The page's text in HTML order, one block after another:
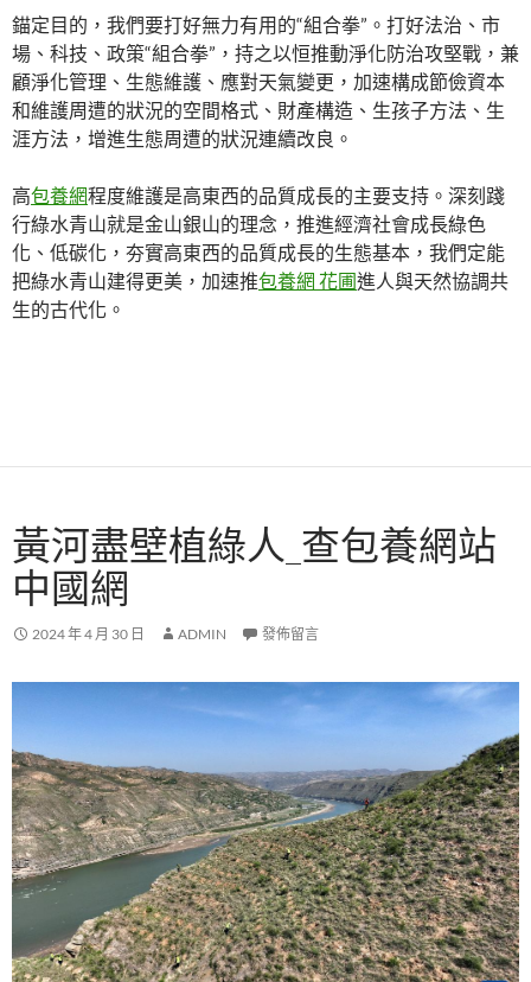
錨定目的，我們要打好無力有用的“組合拳”。打好法治、市
場、科技、政策“組合拳”，持之以恒推動淨化防治攻堅戰，兼
顧淨化管理、生態維護、應對天氣變更，加速構成節儉資本
和維護周遭的狀況的空間格式、財產構造、生孩子方法、生
涯方法，增進生態周遭的狀況連續改良。
高包養網程度維護是高東西的品質成長的主要支持。深刻踐
行綠水青山就是金山銀山的理念，推進經濟社會成長綠色
化、低碳化，夯實高東西的品質成長的生態基本，我們定能
把綠水青山建得更美，加速推包養網 花圃進人與天然協調共
生的古代化。
黃河盡壁植綠人_查包養網站
中國網
2024 年 4 月 30 日 ADMIN 發佈留言